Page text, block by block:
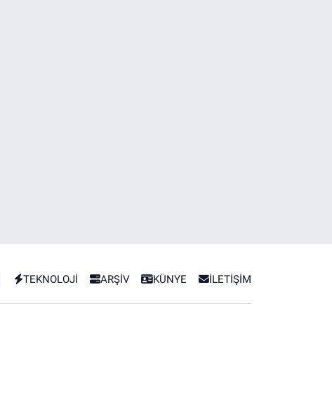
TEKNOLOJİ ARŞİV KÜNYE İLETİŞİM